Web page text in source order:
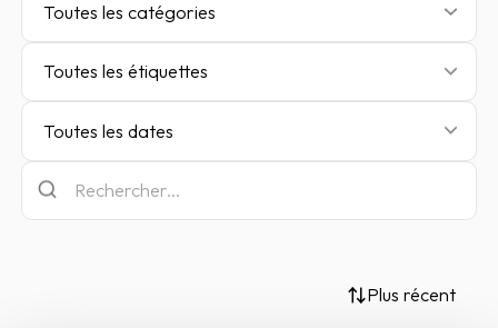
Toutes les catégories
Toutes les étiquettes
Toutes les dates
Plus récent